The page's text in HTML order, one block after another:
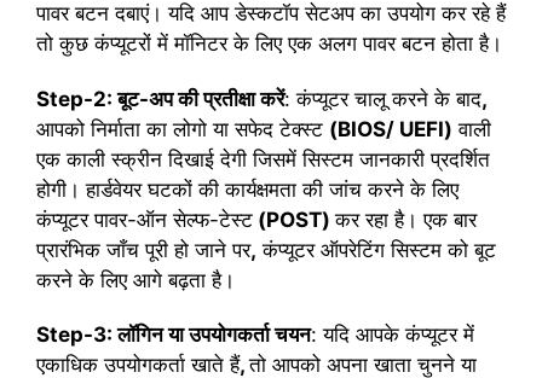
पावर बटन दबाएं। यदि आप डेस्कटॉप सेटअप का उपयोग कर रहे हैं
तो कुछ कंप्यूटरों में मॉनिटर के लिए एक अलग पावर बटन होता है।
Step-2: बूट-अप की प्रतीक्षा करें: कंप्यूटर चालू करने के बाद,
आपको निर्माता का लोगो या सफेद टेक्स्ट (BIOS/ UEFI) वाली
एक काली स्क्रीन दिखाई देगी जिसमें सिस्टम जानकारी प्रदर्शित
होगी। हार्डवेयर घटकों की कार्यक्षमता की जांच करने के लिए
कंप्यूटर पावर-ऑन सेल्फ-टेस्ट (POST)कर रहा है। एक बार
प्रारंभिक जाँच पूरी हो जाने पर, कंप्यूटर ऑपरेटिंग सिस्टम को बूट
करने के लिए आगे बढ़ता है।
Step-3: लॉगिन या उपयोगकर्ता चयन: यदि आपके कंप्यूटर में
एकाधिक उपयोगकर्ता खाते हैं,तो आपको अपना खाता चुनने या